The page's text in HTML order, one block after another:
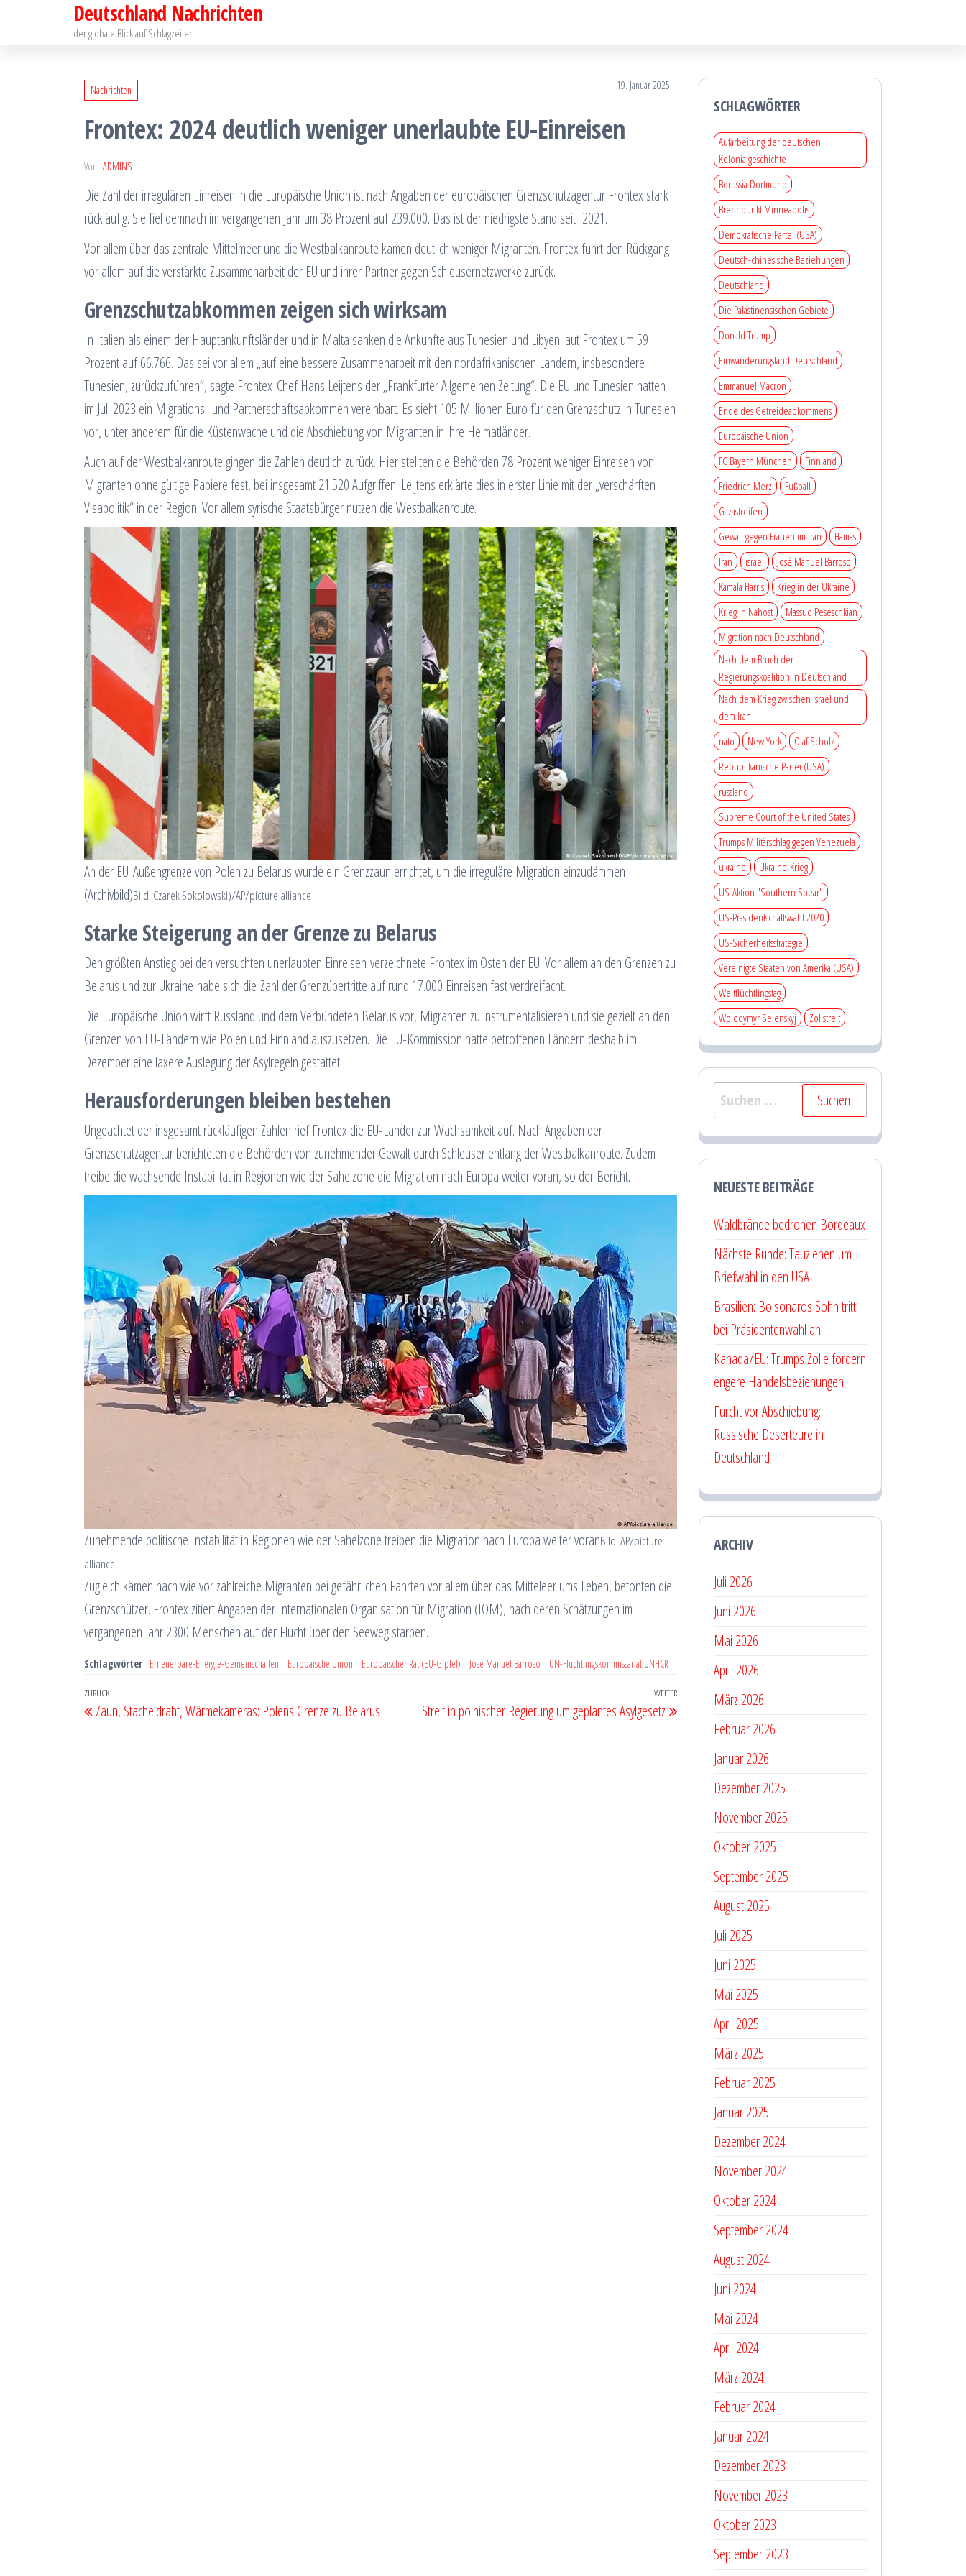
Deutschland Nachrichten
der globale Blick auf Schlagzeilen
Nachrichten 19. Januar 2025
Frontex: 2024 deutlich weniger unerlaubte EU-Einreisen
Von ADMINS
Die Zahl der irregulären Einreisen in die Europäische Union ist nach Angaben der europäischen Grenzschutzagentur Frontex stark
rückläufig. Sie fiel demnach im vergangenen Jahr um 38 Prozent auf 239.000. Das ist der niedrigste Stand seit 2021.
Vor allem über das zentrale Mittelmeer und die Westbalkanroute kamen deutlich weniger Migranten. Frontex führt den Rückgang
vor allem auf die verstärkte Zusammenarbeit der EU und ihrer Partner gegen Schleusernetzwerke zurück.
Grenzschutzabkommen zeigen sich wirksam
In Italien als einem der Hauptankunftsländer und in Malta sanken die Ankünfte aus Tunesien und Libyen laut Frontex um 59
Prozent auf 66.766. Das sei vor allem „auf eine bessere Zusammenarbeit mit den nordafrikanischen Ländern, insbesondere
Tunesien, zurückzuführen“, sagte Frontex-Chef Hans Leijtens der „Frankfurter Allgemeinen Zeitung“. Die EU und Tunesien hatten
im Juli 2023 ein Migrations- und Partnerschaftsabkommen vereinbart. Es sieht 105 Millionen Euro für den Grenzschutz in Tunesien
vor, unter anderem für die Küstenwache und die Abschiebung von Migranten in ihre Heimatländer.
Auch auf der Westbalkanroute gingen die Zahlen deutlich zurück. Hier stellten die Behörden 78 Prozent weniger Einreisen von
Migranten ohne gültige Papiere fest, bei insgesamt 21.520 Aufgriffen. Leijtens erklärte dies in erster Linie mit der „verschärften
Visapolitik“ in der Region. Vor allem syrische Staatsbürger nutzen die Westbalkanroute.
An der EU-Außengrenze von Polen zu Belarus wurde ein Grenzzaun errichtet, um die irreguläre Migration einzudämmen
(Archivbild)Bild: Czarek Sokolowski)/AP/picture alliance
Starke Steigerung an der Grenze zu Belarus
Den größten Anstieg bei den versuchten unerlaubten Einreisen verzeichnete Frontex im Osten der EU. Vor allem an den Grenzen zu
Belarus und zur Ukraine habe sich die Zahl der Grenzübertritte auf rund 17.000 Einreisen fast verdreifacht.
Die Europäische Union wirft Russland und dem Verbündeten Belarus vor, Migranten zu instrumentalisieren und sie gezielt an den
Grenzen von EU-Ländern wie Polen und Finnland auszusetzen. Die EU-Kommission hatte betroffenen Ländern deshalb im
Dezember eine laxere Auslegung der Asylregeln gestattet.
Herausforderungen bleiben bestehen
Ungeachtet der insgesamt rückläufigen Zahlen rief Frontex die EU-Länder zur Wachsamkeit auf. Nach Angaben der
Grenzschutzagentur berichteten die Behörden von zunehmender Gewalt durch Schleuser entlang der Westbalkanroute. Zudem
treibe die wachsende Instabilität in Regionen wie der Sahelzone die Migration nach Europa weiter voran, so der Bericht.
Zunehmende politische Instabilität in Regionen wie der Sahelzone treiben die Migration nach Europa weiter voranBild: AP/picture
alliance
Zugleich kämen nach wie vor zahlreiche Migranten bei gefährlichen Fahrten vor allem über das Mitteleer ums Leben, betonten die
Grenzschützer. Frontex zitiert Angaben der Internationalen Organisation für Migration (IOM), nach deren Schätzungen im
vergangenen Jahr 2300 Menschen auf der Flucht über den Seeweg starben.
Schlagwörter Erneuerbare-Energie-Gemeinschaften Europäische Union Europäischer Rat (EU-Gipfel) José Manuel Barroso UN-Flüchtlingskommissariat UNHCR
Beitragsnavigation
Vorheriger
Beitrag
ZURÜCK
Zaun, Stacheldraht, Wärmekameras: Polens Grenze zu Belarus
Nächster
Beitrag
WEITER
Streit in polnischer Regierung um geplantes Asylgesetz
SCHLAGWÖRTER
Aufarbeitung der deutschen
Kolonialgeschichte
Borussia Dortmund
Brennpunkt Minneapolis
Demokratische Partei (USA)
Deutsch-chinesische Beziehungen
Deutschland
Die Palästinensischen Gebiete
Donald Trump
Einwanderungsland Deutschland
Emmanuel Macron
Ende des Getreideabkommens
Europäische Union
FC Bayern München
Finnland
Friedrich Merz
Fußball
Gazastreifen
Gewalt gegen Frauen im Iran
Hamas
Iran
israel
José Manuel Barroso
Kamala Harris
Krieg in der Ukraine
Krieg in Nahost
Massud Peseschkian
Migration nach Deutschland
Nach dem Bruch der
Regierungskoalition in Deutschland
Nach dem Krieg zwischen Israel und
dem Iran
nato
New York
Olaf Scholz
Republikanische Partei (USA)
russland
Supreme Court of the United States
Trumps Militärschlag gegen Venezuela
ukraine
Ukraine-Krieg
US-Aktion "Southern Spear"
US-Präsidentschaftswahl 2020
US-Sicherheitsstrategie
Vereinigte Staaten von Amerika (USA)
Weltflüchtlingstag
Wolodymyr Selenskyj
Zollstreit
Suchen
nach:
NEUESTE BEITRÄGE
Waldbrände bedrohen Bordeaux
Nächste Runde: Tauziehen um
Briefwahl in den USA
Brasilien: Bolsonaros Sohn tritt
bei Präsidentenwahl an
Kanada/EU: Trumps Zölle fördern
engere Handelsbeziehungen
Furcht vor Abschiebung:
Russische Deserteure in
Deutschland
ARCHIV
Juli 2026
Juni 2026
Mai 2026
April 2026
März 2026
Februar 2026
Januar 2026
Dezember 2025
November 2025
Oktober 2025
September 2025
August 2025
Juli 2025
Juni 2025
Mai 2025
April 2025
März 2025
Februar 2025
Januar 2025
Dezember 2024
November 2024
Oktober 2024
September 2024
August 2024
Juni 2024
Mai 2024
April 2024
März 2024
Februar 2024
Januar 2024
Dezember 2023
November 2023
Oktober 2023
September 2023